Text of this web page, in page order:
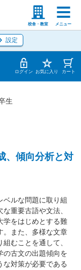
校舎・教室 メニュー
校の先生
設定
ログイン お気に入り カート
生
、傾向分析と対
ベルな問題に取り組
重要古語や文法、
学をはじめとする難
。また、多様な文章
むことを通して、
の古文の出題傾向を
な対策が必要である